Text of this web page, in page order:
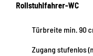
Rollstuhlfahrer-WC
Türbreite min. 90
Zugang stufenlos